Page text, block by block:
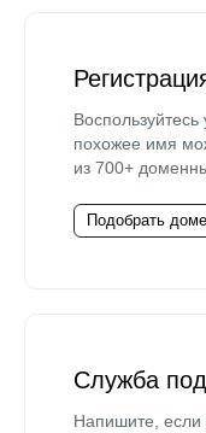
похожее имя
из 700+
Подобрать
Служба
Напишите,